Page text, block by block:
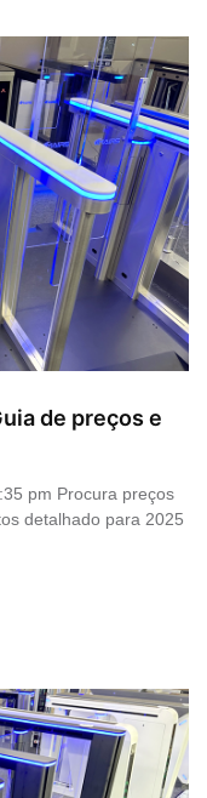
de preços e
pm Procura preços
detalhado para 2025